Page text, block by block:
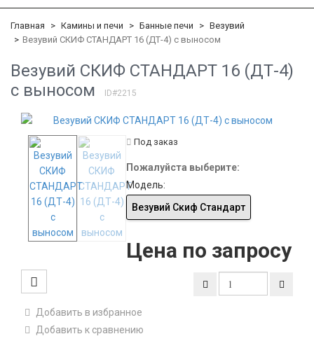
Главная Камины и печи Банные печи
Везувий
Везувий СКИФ СТАНДАРТ 16 (ДТ-4) с выносом
Везувий СКИФ СТАНДАРТ 16 (ДТ-4)
с выносом
ID#2215
Под заказ
Пожалуйста выберите:
Модель:
Везувий Скиф Стандарт
Цена по запросу
Добавить в избранное
Добавить к сравнению